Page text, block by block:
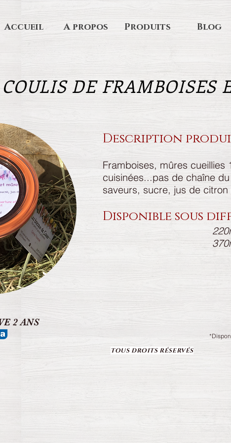
Accueil A propos Produits Blog
COULIS DE FRAMBOISES
2 ANS
Description
Framboises, mûres cueillies
cuisinées...pas de chaîne
saveurs, sucre, jus de
Disponible sous
TOUS DROITS RÉSERVÉS